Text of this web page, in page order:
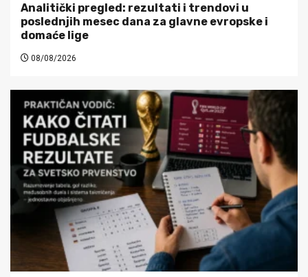
Analitički pregled: rezultati i trendovi u
poslednjih mesec dana za glavne evropske i
domaće lige
08/08/2026